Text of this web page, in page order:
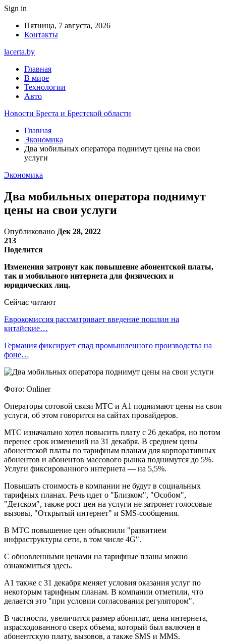
Sign in
Пятница, 7 августа, 2026
Контакты
lacerta.by
Главная
В мире
Технологии
Авто
Новости Бреста и Брестской области
Главная
Экономика
Два мобильных оператора поднимут цены на свои
услуги
Экономика
Два мобильных оператора поднимут
цены на свои услуги
Опубликовано Дек 28, 2022
213
Поделится
Изменения затронут как повышение абонентской платы,
так и мобильного интернета для физических и
юридических лиц.
Сейчас читают
Еврокомиссия рассматривает введение пошлин на
китайские…
Германия фиксирует спад промышленного производства на
фоне…
Фото: Onliner
Операторы сотовой связи МТС и А1 поднимают цены на свои
услуги, об этом говорится на сайтах провайдеров.
МТС изначально хотел повысить плату с 26 декабря, но потом
перенес срок изменений на 31 декабря. В среднем цены
абонентской платы по тарифным планам для корпоративных
абонентов и абонентов массового рынка поднимутся до 5%.
Услуги фиксированного интернета — на 5,5%.
Повышать стоимость в компании не будут в социальных
тарифных планах. Речь идет о "Близком", "Особом",
"Детском", также рост цен на услуги не затронет голосовые
вызовы, "Открытый интернет" и SMS-сообщения.
В МТС повышение цен объяснили "развитием
инфраструктуры сети, в том числе 4G".
С обновленными ценами на тарифные планы можно
ознакомиться здесь.
А1 также с 31 декабря меняет условия оказания услуг по
некоторым тарифным планам. В компании отметили, что
делается это "при условии согласования регулятором".
В частности, увеличится размер абонплат, цена интернета,
израсходованного сверх объема, который был включен в
абонентскую плату, вызовов, а также SMS и MMS.